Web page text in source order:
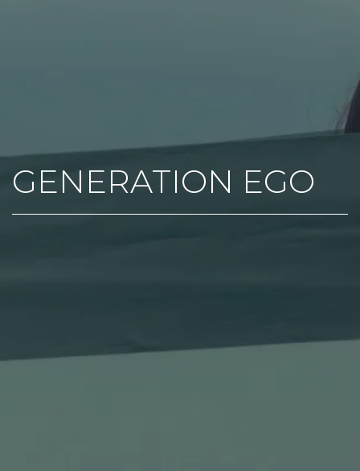
GENERATION EGO